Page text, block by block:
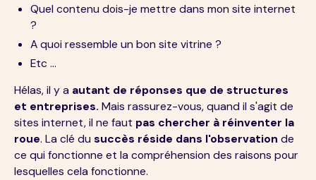
Quel contenu dois-je mettre dans mon site internet
?
A quoi ressemble un bon site vitrine ?
Etc ...
Hélas, il y a autant de réponses que de structures
et entreprises. Mais rassurez-vous, quand il s'agit de
sites internet, il ne faut pas chercher à réinventer la
roue. La clé du succès réside dans l'observation de
ce qui fonctionne et la compréhension des raisons pour
lesquelles cela fonctionne.